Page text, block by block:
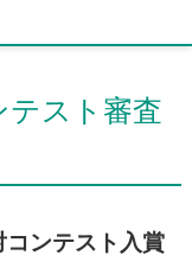
テスト審査
ンテスト入賞